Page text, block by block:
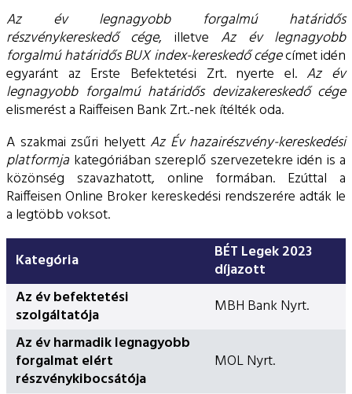
Az év legnagyobb forgalmú határidős
részvénykereskedő cége, illetve Az év legnagyobb
forgalmú határidős BUX index-kereskedő cégecímet idén
egyaránt az Erste Befektetési Zrt. nyerte el. Az év
legnagyobb forgalmú határidős devizakereskedő cége
elismerést a Raiffeisen Bank Zrt.-nek ítélték oda.
A szakmai zsűri helyett Az Év hazairészvény-kereskedési
platformja kategóriában szereplő szervezetekre idén is a
közönség szavazhatott, online formában. Ezúttal a
Raiffeisen Online Broker kereskedési rendszerére adták le
a legtöbb voksot.
Kategória
BÉT Legek 2023
díjazott
Az év befektetési
szolgáltatója
MBH Bank Nyrt.
Az év harmadik legnagyobb
forgalmat elért
részvénykibocsátója
MOL Nyrt.